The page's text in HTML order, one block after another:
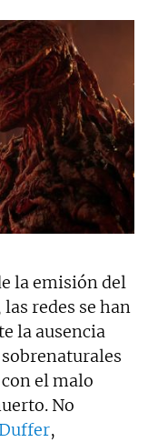
la emisión del
las redes se han
la ausencia
el malo
No
,